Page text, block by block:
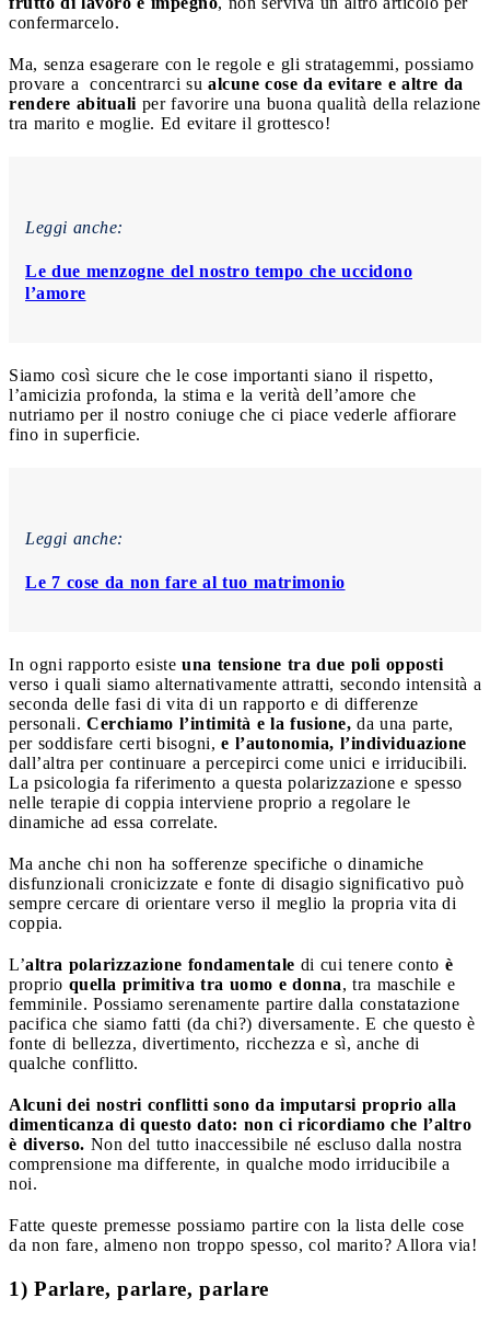
confermarcelo.
Ma, senza esagerare con le regole e gli stratagemmi, possiamo
provare a concentrarci su alcune cose da evitare e altre da
rendere abituali per favorire una buona qualità della relazione
tra marito e moglie. Ed evitare il grottesco!
Leggi anche:
Le due menzogne del nostro tempo che uccidono
l’amore
Siamo così sicure che le cose importanti siano il rispetto,
l’amicizia profonda, la stima e la verità dell’amore che
nutriamo per il nostro coniuge che ci piace vederle affiorare
fino in superficie.
Leggi anche:
Le 7 cose da non fare al tuo matrimonio
In ogni rapporto esiste una tensione tra due poli opposti
verso i quali siamo alternativamente attratti, secondo intensità a
seconda delle fasi di vita di un rapporto e di differenze
personali. Cerchiamo l’intimità e la fusione, da una parte,
per soddisfare certi bisogni, e l’autonomia, l’individuazione
dall’altra per continuare a percepirci come unici e irriducibili.
La psicologia fa riferimento a questa polarizzazione e spesso
nelle terapie di coppia interviene proprio a regolare le
dinamiche ad essa correlate.
Ma anche chi non ha sofferenze specifiche o dinamiche
disfunzionali cronicizzate e fonte di disagio significativo può
sempre cercare di orientare verso il meglio la propria vita di
coppia.
L’altra polarizzazione fondamentale di cui tenere conto è
proprio quella primitiva tra uomo e donna, tra maschile e
femminile. Possiamo serenamente partire dalla constatazione
pacifica che siamo fatti (da chi?) diversamente. E che questo è
fonte di bellezza, divertimento, ricchezza e sì, anche di
qualche conflitto.
Alcuni dei nostri conflitti sono da imputarsi proprio alla
dimenticanza di questo dato: non ci ricordiamo che l’altro
è diverso. Non del tutto inaccessibile né escluso dalla nostra
comprensione ma differente, in qualche modo irriducibile a
noi.
Fatte queste premesse possiamo partire con la lista delle cose
da non fare, almeno non troppo spesso, col marito? Allora via!
1) Parlare, parlare, parlare